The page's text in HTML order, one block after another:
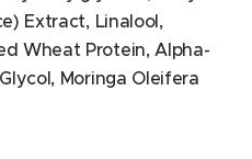
Extract, Linalool,
Wheat Protein, Alpha-
Moringa Oleifera